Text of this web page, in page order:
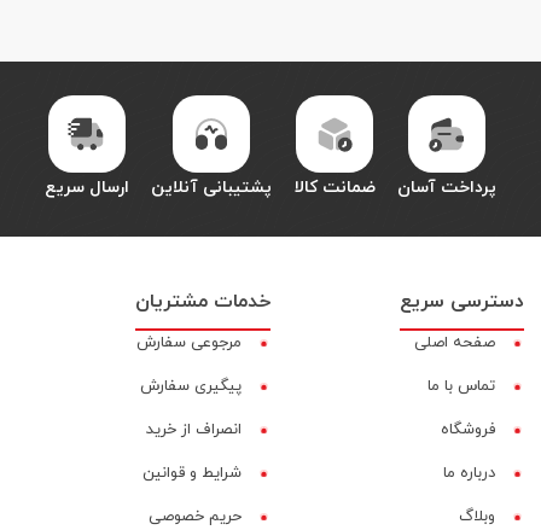
پرداخت آسان ضمانت کالا پشتیبانی آنلاین ارسال سریع
دسترسی سریع
صفحه اصلی
تماس با ما
فروشگاه
درباره ما
وبلاگ
خدمات مشتریان
مرجوعی سفارش
پیگیری سفارش
انصراف از خرید
شرایط و قوانین
حریم خصوصی